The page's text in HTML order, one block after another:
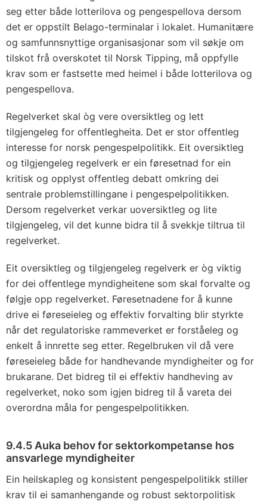
seg etter både lotterilova og pengespellova dersom
det er oppstilt Belago-terminalar i lokalet. Humanitære
og samfunnsnyttige organisasjonar som vil søkje om
tilskot frå overskotet til Norsk Tipping, må oppfylle
krav som er fastsette med heimel i både lotterilova og
pengespellova.
Regelverket skal òg vere oversiktleg og lett
tilgjengeleg for offentlegheita. Det er stor offentleg
interesse for norsk pengespelpolitikk. Eit oversiktleg
og tilgjengeleg regelverk er ein føresetnad for ein
kritisk og opplyst offentleg debatt omkring dei
sentrale problemstillingane i pengespelpolitikken.
Dersom regelverket verkar uoversiktleg og lite
tilgjengeleg, vil det kunne bidra til å svekkje tiltrua til
regelverket.
Eit oversiktleg og tilgjengeleg regelverk er òg viktig
for dei offentlege myndigheitene som skal forvalte og
følgje opp regelverket. Føresetnadene for å kunne
drive ei føreseieleg og effektiv forvalting blir styrkte
når det regulatoriske rammeverket er forståeleg og
enkelt å innrette seg etter. Regelbruken vil då vere
føreseieleg både for handhevande myndigheiter og for
brukarane. Det bidreg til ei effektiv handheving av
regelverket, noko som igjen bidreg til å vareta dei
overordna måla for pengespelpolitikken.
9.4.5 Auka behov for sektorkompetanse hos
ansvarlege myndigheiter
Ein heilskapleg og konsistent pengespelpolitikk stiller
krav til ei samanhengande og robust sektorpolitisk